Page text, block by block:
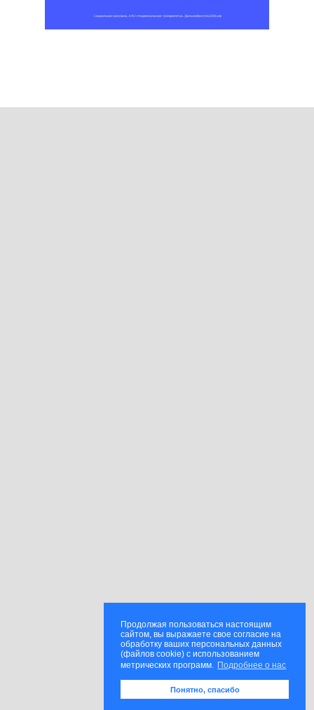
Продолжая пользоваться настоящим
сайтом, вы выражаете свое согласие на
обработку ваших персональных данных
(файлов cookie) с использованием
метрических программ. Подробнее о нас
Понятно, спасибо